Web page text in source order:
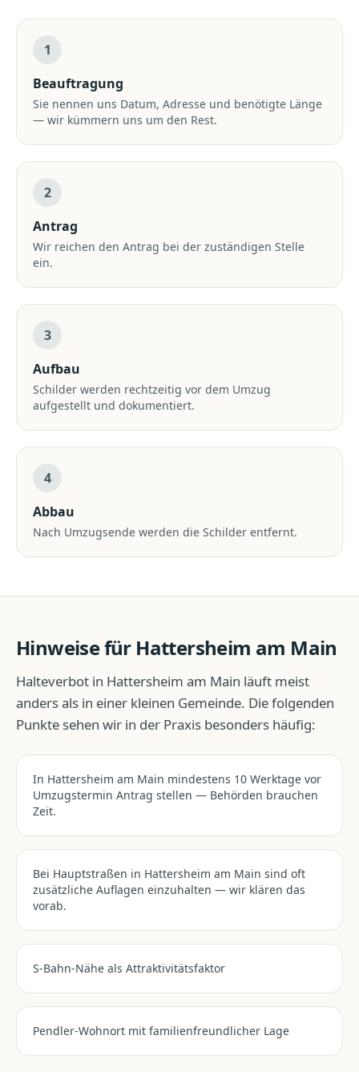
1
Beauftragung
Sie nennen uns Datum, Adresse und benötigte Länge
— wir kümmern uns um den Rest.
2
Antrag
Wir reichen den Antrag bei der zuständigen Stelle
ein.
3
Aufbau
Schilder werden rechtzeitig vor dem Umzug
aufgestellt und dokumentiert.
4
Abbau
Nach Umzugsende werden die Schilder entfernt.
Hinweise für Hattersheim am Main
Halteverbot in Hattersheim am Main läuft meist
anders als in einer kleinen Gemeinde. Die folgenden
Punkte sehen wir in der Praxis besonders häufig:
In Hattersheim am Main mindestens 10 Werktage vor
Umzugstermin Antrag stellen — Behörden brauchen
Zeit.
Bei Hauptstraßen in Hattersheim am Main sind oft
zusätzliche Auflagen einzuhalten — wir klären das
vorab.
S-Bahn-Nähe als Attraktivitätsfaktor
Pendler-Wohnort mit familienfreundlicher Lage